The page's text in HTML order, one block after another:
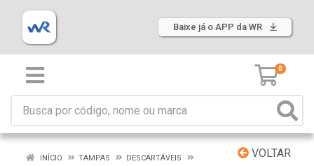
Baixe já o APP da WR
0
VOLTAR
INÍCIO TAMPAS
DESCARTÁVEIS